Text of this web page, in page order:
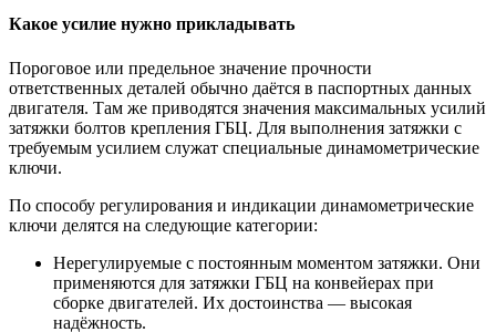
Какое усилие нужно прикладывать
Пороговое или предельное значение прочности
ответственных деталей обычно даётся в паспортных данных
двигателя. Там же приводятся значения максимальных усилий
затяжки болтов крепления ГБЦ. Для выполнения затяжки с
требуемым усилием служат специальные динамометрические
ключи.
По способу регулирования и индикации динамометрические
ключи делятся на следующие категории:
Нерегулируемые с постоянным моментом затяжки. Они
применяются для затяжки ГБЦ на конвейерах при
сборке двигателей. Их достоинства — высокая
надёжность.